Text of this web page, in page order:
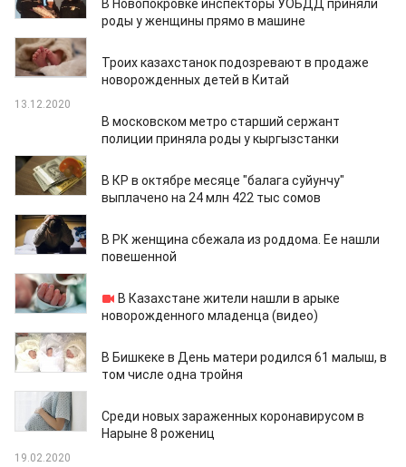
В Новопокровке инспекторы УОБДД приняли
роды у женщины прямо в машине
18.12.2020
Троих казахстанок подозревают в продаже
новорожденных детей в Китай
13.12.2020
В московском метро старший сержант
полиции приняла роды у кыргызстанки
13.10.2020
В КР в октябре месяце "балага суйунчу"
выплачено на 24 млн 422 тыс сомов
01.09.2020
В РК женщина сбежала из роддома. Ее нашли
повешенной
26.08.2020
В Казахстане жители нашли в арыке
новорожденного младенца (видео)
18.05.2020
В Бишкеке в День матери родился 61 малыш, в
том числе одна тройня
14.05.2020
Среди новых зараженных коронавирусом в
Нарыне 8 рожениц
19.02.2020